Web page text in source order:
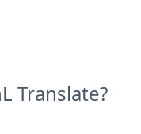
Translate?